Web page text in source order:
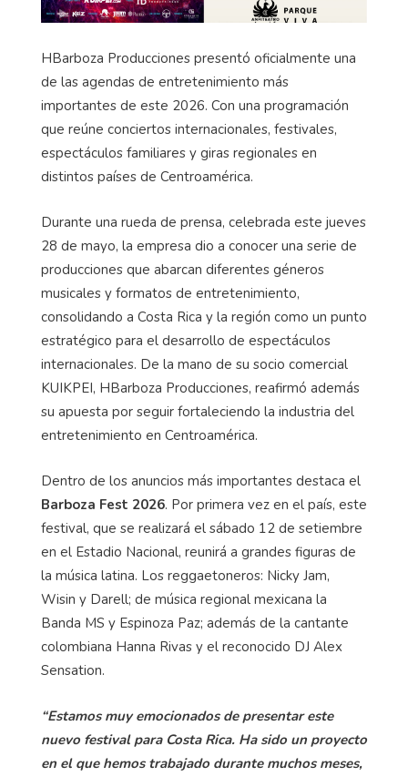
HBarboza Producciones presentó oficialmente una
de las agendas de entretenimiento más
importantes de este 2026. Con una programación
que reúne conciertos internacionales, festivales,
espectáculos familiares y giras regionales en
distintos países de Centroamérica.
Durante una rueda de prensa, celebrada este jueves
28 de mayo, la empresa dio a conocer una serie de
producciones que abarcan diferentes géneros
musicales y formatos de entretenimiento,
consolidando a Costa Rica y la región como un punto
estratégico para el desarrollo de espectáculos
internacionales. De la mano de su socio comercial
KUIKPEI, HBarboza Producciones, reafirmó además
su apuesta por seguir fortaleciendo la industria del
entretenimiento en Centroamérica.
Dentro de los anuncios más importantes destaca el
Barboza Fest 2026. Por primera vez en el país, este
festival, que se realizará el sábado 12 de setiembre
en el Estadio Nacional, reunirá a grandes figuras de
la música latina. Los reggaetoneros: Nicky Jam,
Wisin y Darell; de música regional mexicana la
Banda MS y Espinoza Paz; además de la cantante
colombiana Hanna Rivas y el reconocido DJ Alex
Sensation.
“Estamos muy emocionados de presentar este
nuevo festival para Costa Rica. Ha sido un proyecto
en el que hemos trabajado durante muchos meses,